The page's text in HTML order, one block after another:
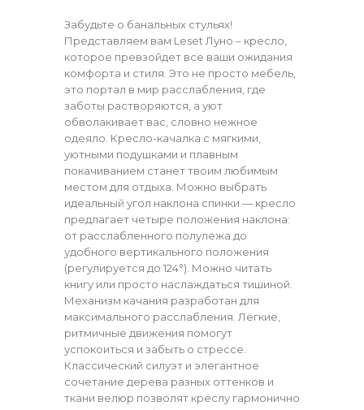
Забудьте о банальных стульях!
Представляем вам Leset Луно – кресло,
которое превзойдет все ваши ожидания
комфорта и стиля. Это не просто мебель,
это портал в мир расслабления, где
заботы растворяются, а уют
обволакивает вас, словно нежное
одеяло. Кресло-качалка с мягкими,
уютными подушками и плавным
покачиванием станет твоим любимым
местом для отдыха. Можно выбрать
идеальный угол наклона спинки — кресло
предлагает четыре положения наклона:
от расслабленного полулежа до
удобного вертикального положения
(регулируется до 124°). Можно читать
книгу или просто наслаждаться тишиной.
Механизм качания разработан для
максимального расслабления. Лёгкие,
ритмичные движения помогут
успокоиться и забыть о стрессе.
Классический силуэт и элегантное
сочетание дерева разных оттенков и
ткани велюр позволят креслу гармонично